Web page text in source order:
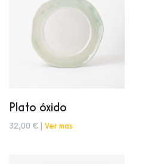
Plato óxido
32,00 € | Ver más